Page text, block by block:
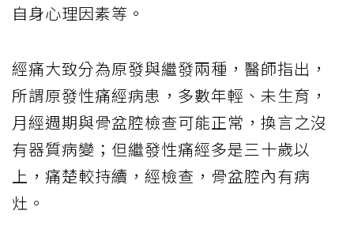
自身心理因素等。
經痛大致分為原發與繼發兩種，醫師指出，
所謂原發性痛經病患，多數年輕、未生育，
月經週期與骨盆腔檢查可能正常，換言之沒
有器質病變；但繼發性痛經多是三十歲以
上，痛楚較持續，經檢查，骨盆腔內有病
灶。